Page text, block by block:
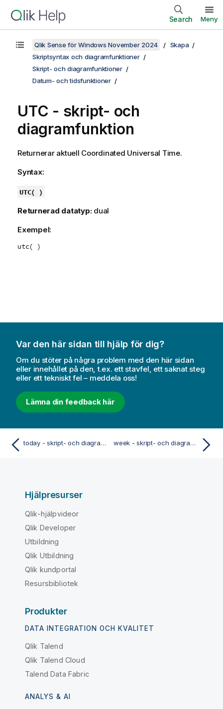
Search Meny
Qlik Sense för Windows November 2024
Skapa
Skriptsyntax och diagramfunktioner
Skript- och diagramfunktioner
Datum- och tidsfunktioner
UTC - skript- och
diagramfunktion
Returnerar aktuell Coordinated Universal Time.
Syntax:
UTC( )
Returnerad datatyp: dual
Exempel:
utc( )
Var den här sidan till hjälp för dig?
Om du stöter på några problem med den här sidan
eller innehållet på den, t.ex. ett stavfel, ett saknat steg
eller ett tekniskt fel – meddela oss!
Lämna din feedback här
today - skript- och diagramfunktion week - skript- och diagramfunktion
Hjälpresurser
Qlik-hjälpvideor
Qlik Developer
Utbildning
Qlik Utbildning
Qlik kundportal
Resursbibliotek
Produkter
DATA INTEGRATION OCH KVALITET
Qlik Talend
Qlik Talend Cloud
Talend Data Fabric
ANALYS & AI